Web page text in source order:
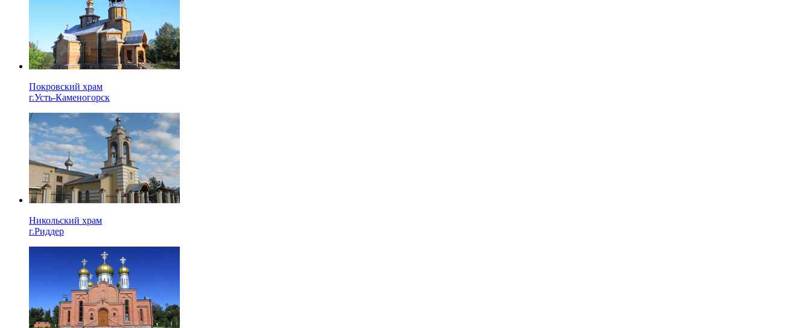
Покровский храм
г.Усть-Каменогорск
Никольский храм
г.Риддер